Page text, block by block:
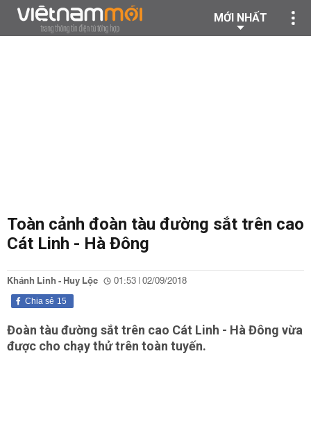
MỚI NHẤT
Toàn cảnh đoàn tàu đường sắt trên cao
Cát Linh - Hà Đông
Khánh Linh - Huy Lộc 01:53 | 02/09/2018
15
Chia sẻ
Đoàn tàu đường sắt trên cao Cát Linh - Hà Đông vừa
được cho chạy thử trên toàn tuyến.